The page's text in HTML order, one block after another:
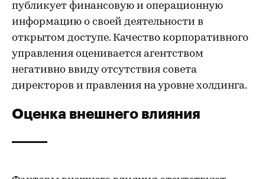
публикует финансовую и операционную
информацию о своей деятельности в
открытом доступе. Качество корпоративного
управления оценивается агентством
негативно ввиду отсутствия совета
директоров и правления на уровне холдинга.
Оценка внешнего влияния